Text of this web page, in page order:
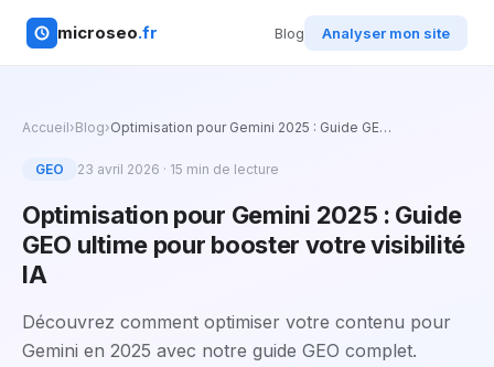
microseo.fr Blog Analyser mon site
Accueil›Blog›Optimisation pour Gemini 2025 : Guide GE…
GEO 23 avril 2026 · 15 min de lecture
Optimisation pour Gemini 2025 : Guide
GEO ultime pour booster votre visibilité
IA
Découvrez comment optimiser votre contenu pour
Gemini en 2025 avec notre guide GEO complet.